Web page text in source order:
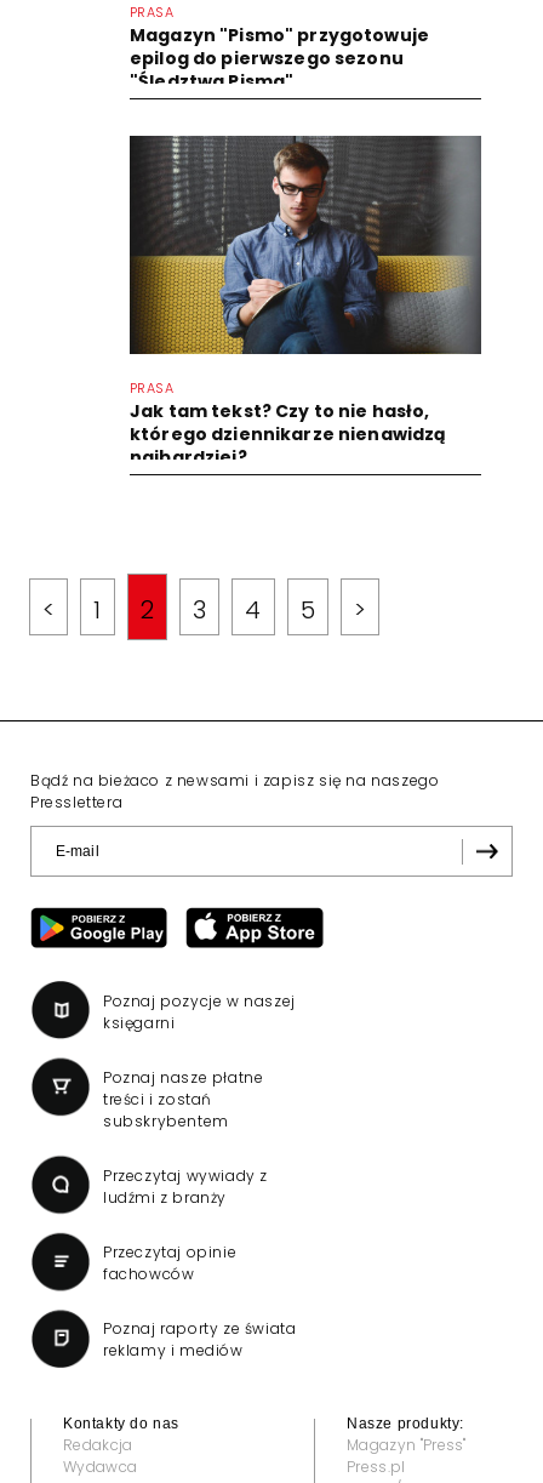
PRASA
Magazyn "Pismo" przygotowuje
epilog do pierwszego sezonu
"Śledztwa Pisma"
PRASA
Jak tam tekst? Czy to nie hasło,
którego dziennikarze nienawidzą
najbardziej?
< 1 2 3 4 5 >
Bądź na bieżaco z newsami i zapisz się na naszego
Presslettera
Poznaj pozycje w naszej
księgarni
Poznaj nasze płatne
treści i zostań
subskrybentem
Przeczytaj wywiady z
ludźmi z branży
Przeczytaj opinie
fachowców
Poznaj raporty ze świata
reklamy i mediów
Kontakty do nas
Redakcja
Wydawca
Nasze produkty:
Magazyn "Press"
Press.pl